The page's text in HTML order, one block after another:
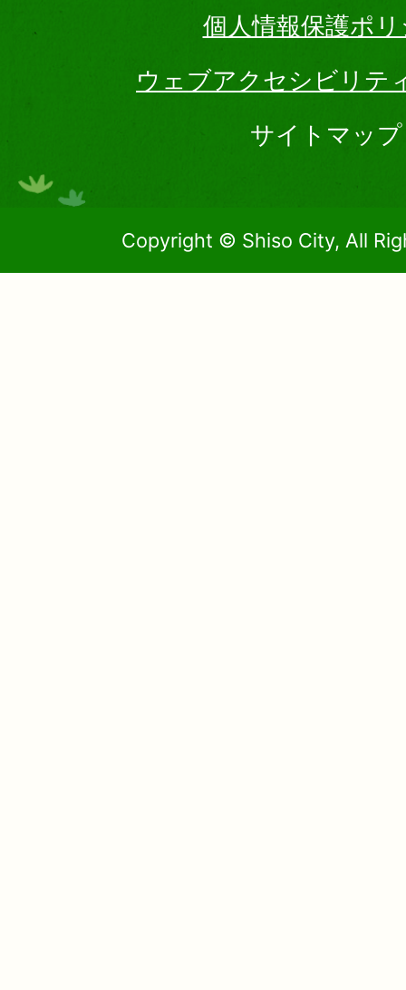
個人情報保護ポ
ウェブアクセシビリテ
サイトマップ
Copyright © Shiso City, All